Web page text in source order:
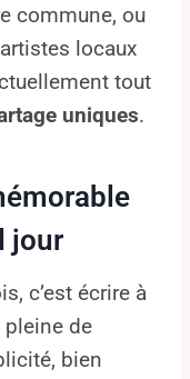
commune, ou
locaux
tout
uniques.
jour
c’est écrire à
pleine de
bien